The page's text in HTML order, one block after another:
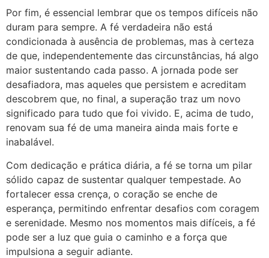
Por fim, é essencial lembrar que os tempos difíceis não
duram para sempre. A fé verdadeira não está
condicionada à ausência de problemas, mas à certeza
de que, independentemente das circunstâncias, há algo
maior sustentando cada passo. A jornada pode ser
desafiadora, mas aqueles que persistem e acreditam
descobrem que, no final, a superação traz um novo
significado para tudo que foi vivido. E, acima de tudo,
renovam sua fé de uma maneira ainda mais forte e
inabalável.
Com dedicação e prática diária, a fé se torna um pilar
sólido capaz de sustentar qualquer tempestade. Ao
fortalecer essa crença, o coração se enche de
esperança, permitindo enfrentar desafios com coragem
e serenidade. Mesmo nos momentos mais difíceis, a fé
pode ser a luz que guia o caminho e a força que
impulsiona a seguir adiante.